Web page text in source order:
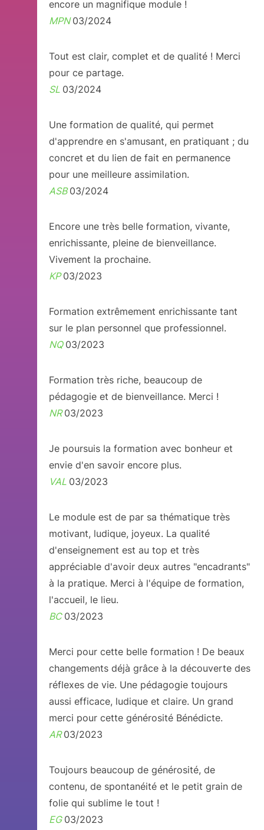
encore un magnifique module !
MPN03/2024
Tout est clair, complet et de qualité ! Merci
pour ce partage.
SL 03/2024
Une formation de qualité, qui permet
d'apprendre en s'amusant, en pratiquant ; du
concret et du lien de fait en permanence
pour une meilleure assimilation.
ASB03/2024
Encore une très belle formation, vivante,
enrichissante, pleine de bienveillance.
Vivement la prochaine.
KP03/2023
Formation extrêmement enrichissante tant
sur le plan personnel que professionnel.
NQ 03/2023
Formation très riche, beaucoup de
pédagogie et de bienveillance. Merci !
NR03/2023
Je poursuis la formation avec bonheur et
envie d'en savoir encore plus.
VAL 03/2023
Le module est de par sa thématique très
motivant, ludique, joyeux. La qualité
d'enseignement est au top et très
appréciable d'avoir deux autres "encadrants"
à la pratique. Merci à l'équipe de formation,
l'accueil, le lieu.
BC 03/2023
Merci pour cette belle formation ! De beaux
changements déjà grâce à la découverte des
réflexes de vie. Une pédagogie toujours
aussi efficace, ludique et claire. Un grand
merci pour cette générosité Bénédicte.
AR03/2023
Toujours beaucoup de générosité, de
contenu, de spontanéité et le petit grain de
folie qui sublime le tout !
EG 03/2023